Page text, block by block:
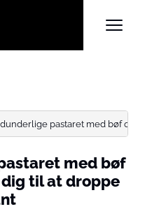
pastaret med bøf og
med bøf
til at droppe